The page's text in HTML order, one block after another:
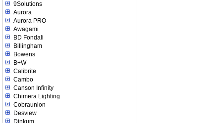
9Solutions
Aurora
Aurora PRO
Awagami
BD Fondali
Billingham
Bowens
B+W
Calibrite
Cambo
Canson Infinity
Chimera Lighting
Cobraunion
Desview
Dinkum